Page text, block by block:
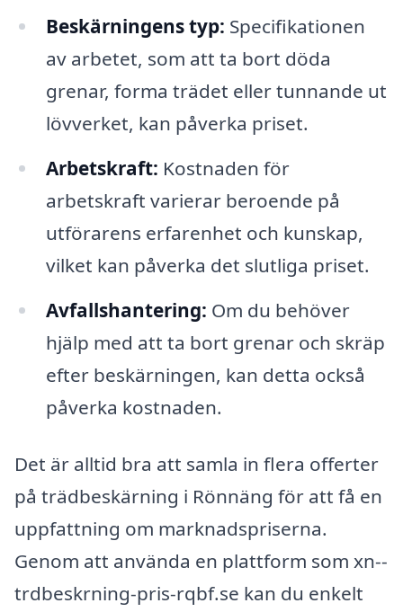
Beskärningens typ: Specifikationen
av arbetet, som att ta bort döda
grenar, forma trädet eller tunnande ut
lövverket, kan påverka priset.
Arbetskraft: Kostnaden för
arbetskraft varierar beroende på
utförarens erfarenhet och kunskap,
vilket kan påverka det slutliga priset.
Avfallshantering: Om du behöver
hjälp med att ta bort grenar och skräp
efter beskärningen, kan detta också
påverka kostnaden.
Det är alltid bra att samla in flera offerter
på trädbeskärning i Rönnäng för att få en
uppfattning om marknadspriserna.
Genom att använda en plattform som xn--
trdbeskrning-pris-rqbf.se kan du enkelt